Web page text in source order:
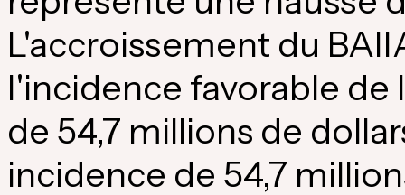
L'accroissement du
l'incidence favorable de
de 54,7 millions de
incidence de 54,7